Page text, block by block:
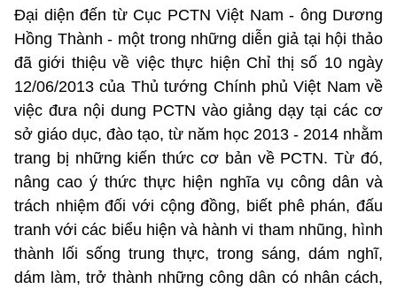
Đại diện đến từ Cục PCTN Việt Nam - ông Dương
Hồng Thành - một trong những diễn giả tại hội thảo
đã giới thiệu về việc thực hiện Chỉ thị số 10 ngày
12/06/2013 của Thủ tướng Chính phủ Việt Nam về
việc đưa nội dung PCTN vào giảng dạy tại các cơ
sở giáo dục, đào tạo, từ năm học 2013 - 2014 nhằm
trang bị những kiến thức cơ bản về PCTN. Từ đó,
nâng cao ý thức thực hiện nghĩa vụ công dân và
trách nhiệm đối với cộng đồng, biết phê phán, đấu
tranh với các biểu hiện và hành vi tham nhũng, hình
thành lối sống trung thực, trong sáng, dám nghĩ,
dám làm, trở thành những công dân có nhân cách,